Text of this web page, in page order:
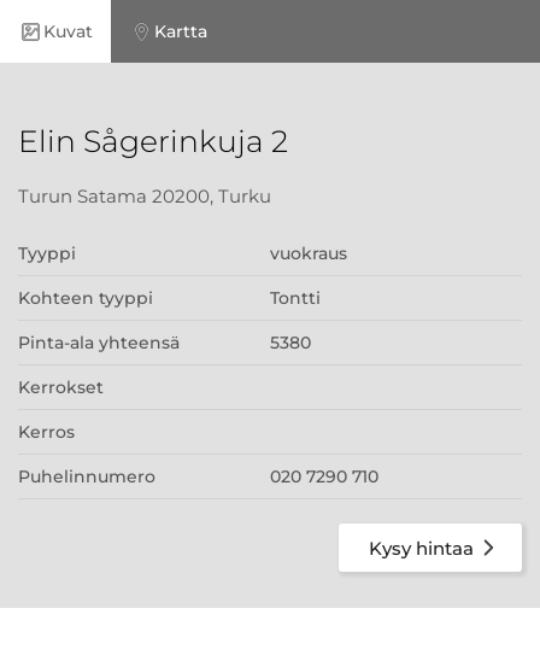
Kuvat Kartta
Elin Sågerinkuja 2
Turun Satama 20200, Turku
Tyyppi vuokraus
Kohteen tyyppi Tontti
Pinta-ala yhteensä 5380
Kerrokset
Kerros
Puhelinnumero 020 7290 710
Kysy hintaa